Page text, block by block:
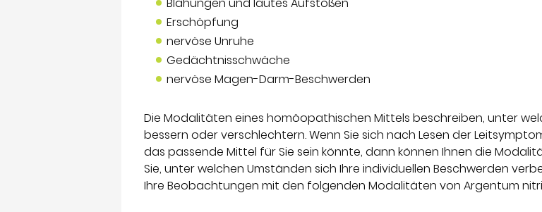
Erschöpfung
nervöse Unruhe
Gedächtnisschwäche
nervöse Magen-Darm-Beschwerden
Die Modalitäten eines homöopathischen Mittels beschreiben, unter
bessern oder verschlechtern. Wenn Sie sich nach Lesen der
das passende Mittel für Sie sein könnte, dann können Ihnen die
Sie, unter welchen Umständen sich Ihre individuellen Beschwerden
Ihre Beobachtungen mit den folgenden Modalitäten von Argentum